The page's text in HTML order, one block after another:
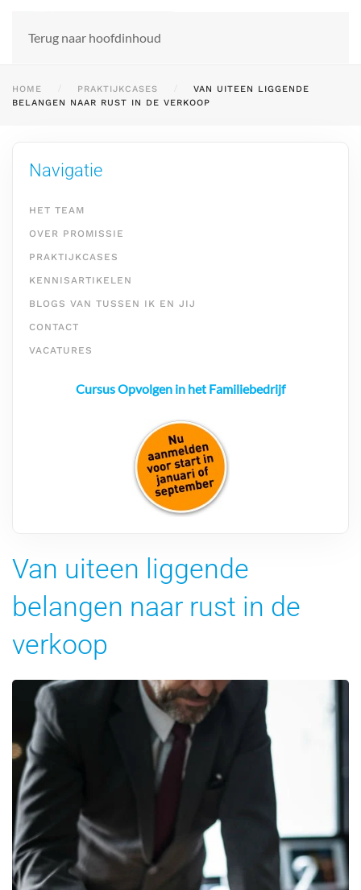
Terug naar hoofdinhoud
HOME PRAKTIJKCASES
VAN UITEEN LIGGENDE
BELANGEN NAAR RUST IN DE VERKOOP
Navigatie
HET TEAM
OVER PROMISSIE
PRAKTIJKCASES
KENNISARTIKELEN
BLOGS VAN TUSSEN IK EN JIJ
CONTACT
VACATURES
Cursus Opvolgen in het Familiebedrijf
Van uiteen liggende
belangen naar rust in de
verkoop